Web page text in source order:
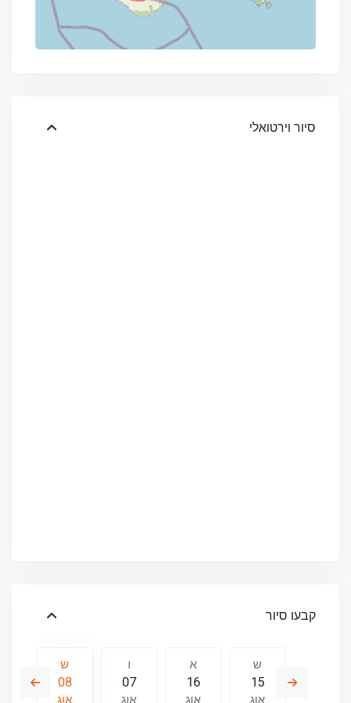
סיור וירטואלי
קבעו סיור
ש
15
אוג
א
16
אוג
ו
07
אוג
ש
08
אוג